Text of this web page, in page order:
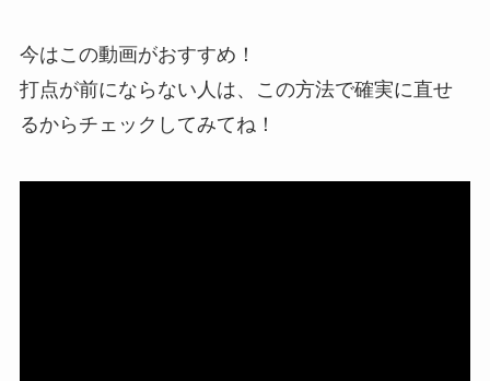
今はこの動画がおすすめ！
打点が前にならない人は、この方法で確実に直せ
るからチェックしてみてね！